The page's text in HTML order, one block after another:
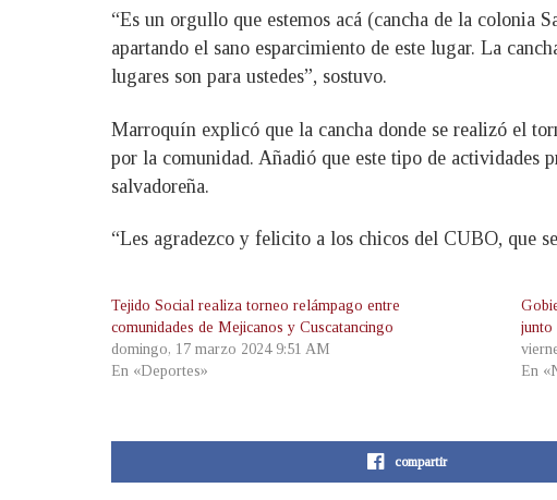
“Es un orgullo que estemos acá (cancha de la colonia
apartando el sano esparcimiento de este lugar. La
lugares son para ustedes”, sostuvo.
Marroquín explicó que la cancha donde se realizó el
por la comunidad. Añadió que este tipo de actividades
salvadoreña.
“Les agradezco y felicito a los chicos del CUBO, que
Tejido Social realiza torneo relámpago entre
comunidades de Mejicanos y Cuscatancingo
domingo, 17 marzo 2024 9:51 AM
En «Deportes»
junto
En
compartir